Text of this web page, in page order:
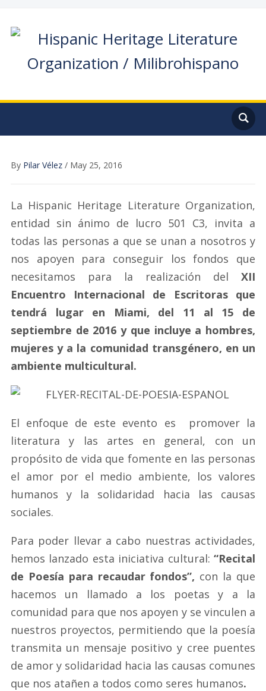
By Pilar Vélez/ May 25, 2016
La Hispanic Heritage Literature Organization,
entidad sin ánimo de lucro 501 C3, invita a
todas las personas a que se unan a nosotros y
nos apoyen para conseguir los fondos que
necesitamos para la realización delXII
Encuentro Internacional de Escritoras que
tendrá lugar en Miami, del 11 al 15 de
septiembre de 2016 y que incluye a hombres,
mujeres y a la comunidad transgénero, en un
ambiente multicultural.
El enfoque de este evento es
promover la
literatura y las artes en general, con un
propósito de vida que fomente en las personas
el amor por el medio ambiente, los valores
humanos y la solidaridad hacia las causas
sociales.
Para poder llevar a cabo nuestras actividades,
hemos lanzado esta iniciativa cultural:“Recital
de Poesía para recaudar fondos”, con la que
hacemos un llamado a los poetas y a la
comunidad para que nos apoyen y se vinculen a
nuestros proyectos, permitiendo que la poesía
transmita un mensaje positivo y cree puentes
de amor y solidaridad hacia las causas comunes
que nos atañen a todos como seres humanos.